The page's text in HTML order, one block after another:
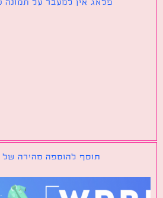
פלאג אין למעבר על תמונה עם
תוסף להוספה מהירה של